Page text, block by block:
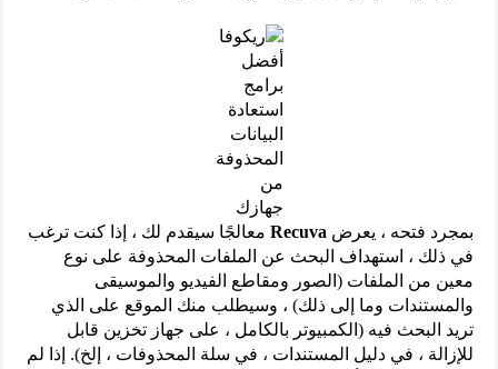
أفضل
برامج
استعادة
البيانات
المحذوفة
من
جهازك
بمجرد فتحه ، يعرض Recuvaمعالجًا سيقدم لك ، إذا كنت ترغب
في ذلك ، استهداف البحث عن الملفات المحذوفة على نوع
معين من الملفات (الصور ومقاطع الفيديو والموسيقى
والمستندات وما إلى ذلك) ، وسيطلب منك الموقع على الذي
تريد البحث فيه (الكمبيوتر بالكامل ، على جهاز تخزين قابل
للإزالة ، في دليل المستندات ، في سلة المحذوفات ، إلخ). إذا لم